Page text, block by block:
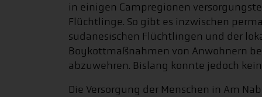
in einigen Campregionen
Flüchtlinge. So gibt es inzwischen
sudanesischen Flüchtlingen und der
Boykottmaßnahmen von Anwohnern
abzuwehren. Bislang konnte jedoch
Die Versorgung der Menschen in Am